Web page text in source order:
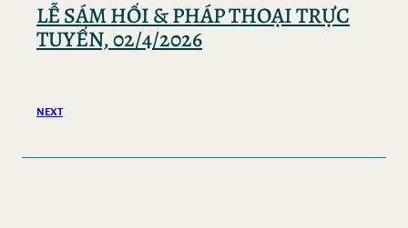
LỄ SÁM HỐI & PHÁP THOẠI TRỰC
TUYẾN, 02/4/2026
NEXT